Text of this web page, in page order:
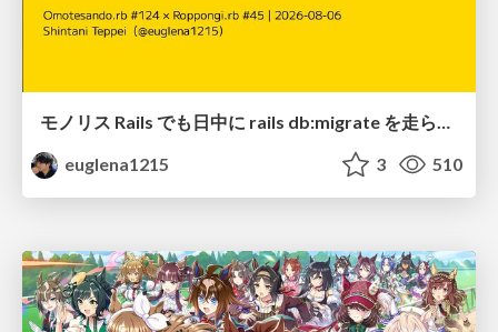
モノリス Rails でも日中に rails db:migrate を走らせたい！ / Daytime rails db:migrate on Monolithic Rails!
euglena1215
3 510